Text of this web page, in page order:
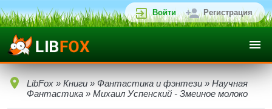
Войти Регистрация
LibFox » Книги » Фантастика и фэнтези » Научная
Фантастика » Михаил Успенский - Змеиное молоко